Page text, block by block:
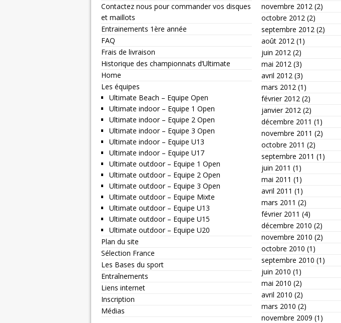
Contactez nous pour commander vos disques
et maillots
Entrainements 1ère année
FAQ
Frais de livraison
Historique des championnats d’Ultimate
Home
Les équipes
Ultimate Beach – Equipe Open
Ultimate indoor – Equipe 1 Open
Ultimate indoor – Equipe 2 Open
Ultimate indoor – Equipe 3 Open
Ultimate indoor – Equipe U13
Ultimate indoor – Equipe U17
Ultimate outdoor – Equipe 1 Open
Ultimate outdoor – Equipe 2 Open
Ultimate outdoor – Equipe 3 Open
Ultimate outdoor – Equipe Mixte
Ultimate outdoor – Equipe U13
Ultimate outdoor – Equipe U15
Ultimate outdoor – Equipe U20
Plan du site
Sélection France
Les Bases du sport
Entraînements
Liens internet
Inscription
Médias
novembre 2012(2)
octobre 2012(2)
septembre 2012(2)
août 2012(1)
juin 2012(2)
mai 2012(3)
avril 2012(3)
mars 2012(1)
février 2012(2)
janvier 2012(2)
décembre 2011 (1)
novembre 2011 (2)
octobre 2011 (2)
septembre 2011 (1)
juin 2011 (1)
mai 2011 (1)
avril 2011 (1)
mars 2011 (2)
février 2011 (4)
décembre 2010 (2)
novembre 2010 (2)
octobre 2010 (1)
septembre 2010 (1)
juin 2010 (1)
mai 2010 (2)
avril 2010 (2)
mars 2010 (2)
novembre 2009 (1)